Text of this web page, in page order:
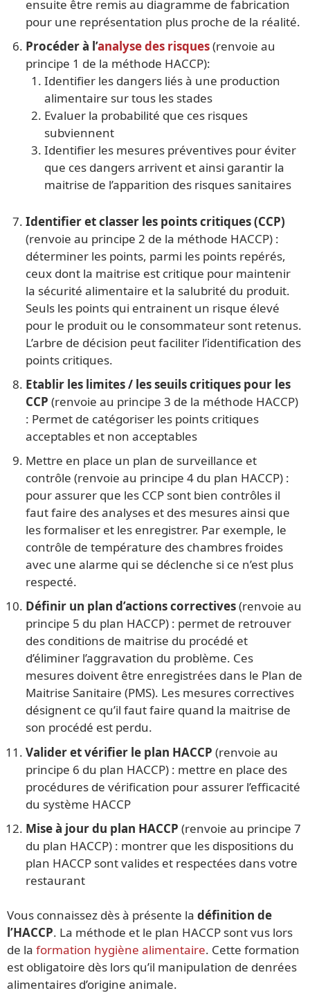
ensuite être remis au diagramme de fabrication
pour une représentation plus proche de la réalité.
Procéder à l’analyse des risques(renvoie au
principe 1 de la méthode HACCP):
Identifier les dangers liés à une production
alimentaire sur tous les stades
Evaluer la probabilité que ces risques
subviennent
Identifier les mesures préventives pour éviter
que ces dangers arrivent et ainsi garantir la
maitrise de l’apparition des risques sanitaires
Identifier et classer les points critiques (CCP)
(renvoie au principe 2 de la méthode HACCP) :
déterminer les points, parmi les points repérés,
ceux dont la maitrise est critique pour maintenir
la sécurité alimentaire et la salubrité du produit.
Seuls les points qui entrainent un risque élevé
pour le produit ou le consommateur sont retenus.
L’arbre de décision peut faciliter l’identification des
points critiques.
Etablir les limites / les seuils critiques pour les
CCP (renvoie au principe 3 de la méthode HACCP)
: Permet de catégoriser les points critiques
acceptables et non acceptables
Mettre en place un plan de surveillance et
contrôle (renvoie au principe 4 du plan HACCP) :
pour assurer que les CCP sont bien contrôles il
faut faire des analyses et des mesures ainsi que
les formaliser et les enregistrer. Par exemple, le
contrôle de température des chambres froides
avec une alarme qui se déclenche si ce n’est plus
respecté.
Définir un plan d’actions correctives(renvoie au
principe 5 du plan HACCP) : permet de retrouver
des conditions de maitrise du procédé et
d’éliminer l’aggravation du problème. Ces
mesures doivent être enregistrées dans le Plan de
Maitrise Sanitaire (PMS). Les mesures correctives
désignent ce qu’il faut faire quand la maitrise de
son procédé est perdu.
Valider et vérifier le plan HACCP (renvoie au
principe 6 du plan HACCP) : mettre en place des
procédures de vérification pour assurer l’efficacité
du système HACCP
Mise à jour du plan HACCP (renvoie au principe 7
du plan HACCP) : montrer que les dispositions du
plan HACCP sont valides et respectées dans votre
restaurant
Vous connaissez dès à présente la définition de
l’HACCP. La méthode et le plan HACCP sont vus lors
de la formation hygiène alimentaire. Cette formation
est obligatoire dès lors qu’il manipulation de denrées
alimentaires d’origine animale.